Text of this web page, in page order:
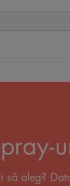
să aleg?